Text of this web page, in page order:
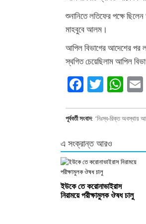
শুনানিতে লতিফের পক্ষে ছিলেন
মাহবুবে আলম।
আপিল বিভাগের আদেশের পর
স্থগিত চেয়েছিলাম আপিল
Facebook
Twitter
পূর্ববর্তী সংবাদ: ‘নিঃস্ব-রিক্ত অবস্থায়
এ সংক্রান্ত আরও
ইউকে তে করোনাভাইরাস
নিরাময়ে পরীক্ষামুলক ঔষধ চালু